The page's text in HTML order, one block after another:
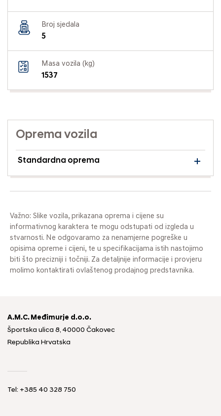
Broj sjedala
5
Masa vozila (kg)
1537
Oprema vozila
Standardna oprema
Važno: Slike vozila, prikazana oprema i cijene su
informativnog karaktera te mogu odstupati od izgleda u
stvarnosti. Ne odgovaramo za nenamjerne pogreške u
opisima opreme i cijeni, te u specifikacijama istih nastojimo
biti što precizniji i točniji. Za detaljnije informacije i provjeru
molimo kontaktirati ovlaštenog prodajnog predstavnika.
A.M.C. Međimurje d.o.o.
Športska ulica 8, 40000 Čakovec
Republika Hrvatska
Tel: +385 40 328 750